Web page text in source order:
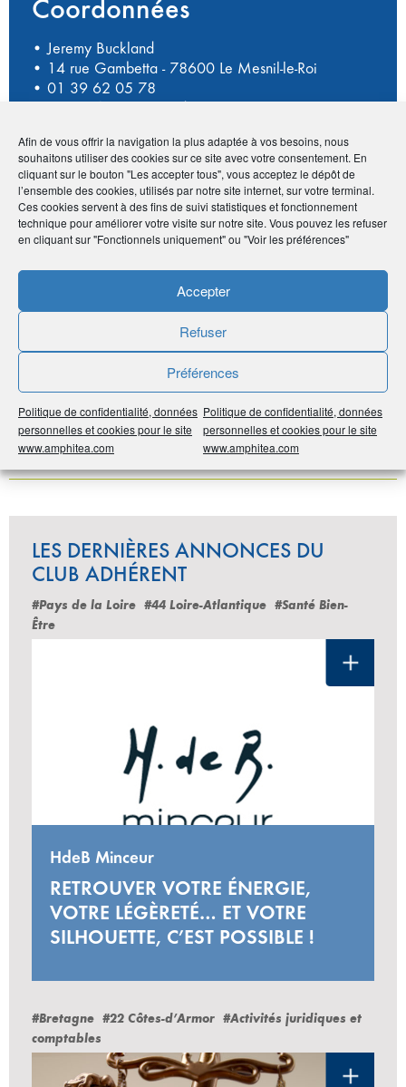
Afin de vous offrir la navigation la plus adaptée à vos besoins, nous
souhaitons utiliser des cookies sur ce site avec votre consentement. En
cliquant sur le bouton "Les accepter tous", vous acceptez le dépôt de
l’ensemble des cookies, utilisés par notre site internet, sur votre terminal.
Ces cookies servent à des fins de suivi statistiques et fonctionnement
technique pour améliorer votre visite sur notre site. Vous pouvez les refuser
en cliquant sur "Fonctionnels uniquement" ou "Voir les préférences"
Accepter
Refuser
Préférences
Politique de confidentialité, données
personnelles et cookies pour le site
www.amphitea.com
Politique de confidentialité, données
personnelles et cookies pour le site
www.amphitea.com
Coordonnées
• Jeremy Buckland
• 14 rue Gambetta - 78600 Le Mesnil-le-Roi
• 01 39 62 05 78
•serviceclient@moncadeauenverre.com
Avantage adhérents
Code de remise de 5% sur le site hors promo en cours. Le
Publié le :13 octobre 2020
Noter 5/5 1vote
LES DERNIÈRES ANNONCES DU
CLUB ADHÉRENT
#Pays de la Loire #44 Loire-Atlantique #Santé Bien-
Être
HdeB Minceur
RETROUVER VOTRE ÉNERGIE,
VOTRE LÉGÈRETÉ… ET VOTRE
SILHOUETTE, C’EST POSSIBLE !
#Bretagne #22 Côtes-d’Armor #Activités juridiques et
comptables